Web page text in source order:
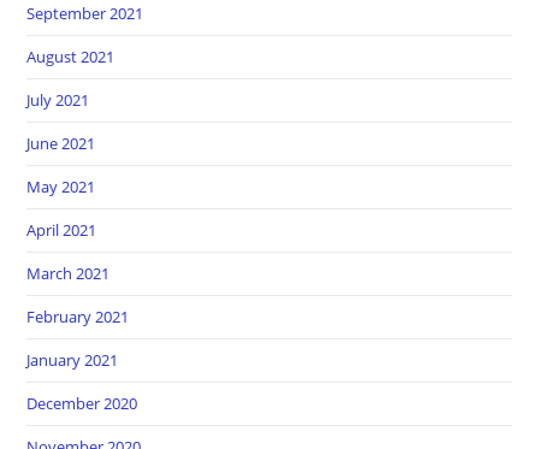
September 2021
August 2021
July 2021
June 2021
May 2021
April 2021
March 2021
February 2021
January 2021
December 2020